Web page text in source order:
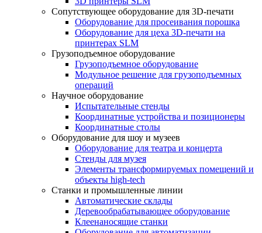
Сопутствующее оборудование для 3D-печати
Оборудование для просеивания порошка
Оборудование для цеха 3D-печати на
принтерах SLM
Грузоподъемное оборудование
Грузоподъемное оборудование
Модульное решение для грузоподъемных
операций
Научное оборудование
Испытательные стенды
Координатные устройства и позиционеры
Координатные столы
Оборудование для шоу и музеев
Оборудование для театра и концерта
Стенды для музея
Элементы трансформируемых помещений и
объекты high-tech
Станки и промышленные линии
Автоматические склады
Деревообрабатывающее оборудование
Клеенаносящие станки